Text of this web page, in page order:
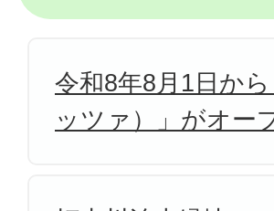
令和8年8月1日か
ッツァ）」がオー